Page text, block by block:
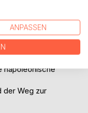
folgenden
napoleonische
der Weg zur
ANPASSEN